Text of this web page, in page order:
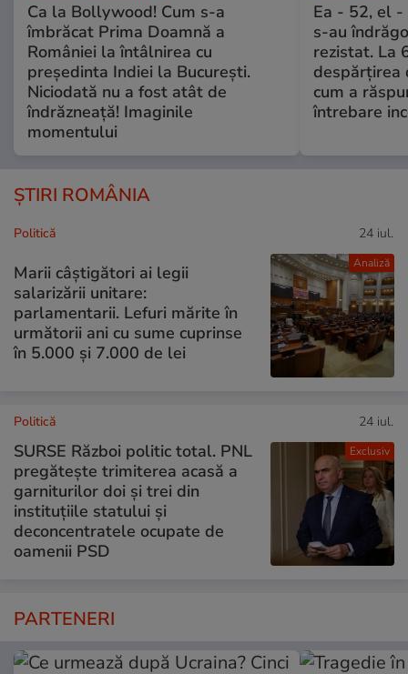
Ca la Bollywood! Cum s-a
îmbrăcat Prima Doamnă a
României la întâlnirea cu
președinta Indiei la București.
Niciodată nu a fost atât de
îndrăzneață! Imaginile
momentului
Ea - 52, el -
s-au
rezistat. La
despărțirea
cum a
întrebare
ȘTIRI ROMÂNIA
Analiză
Politică 24 iul.
Marii câștigători ai legii
salarizării unitare:
parlamentarii. Lefuri mărite în
următorii ani cu sume cuprinse
în 5.000 și 7.000 de lei
Exclusiv
Politică 24 iul.
SURSE Război politic total. PNL
pregătește trimiterea acasă a
garniturilor doi și trei din
instituțiile statului și
deconcentratele ocupate de
oamenii PSD
PARTENERI